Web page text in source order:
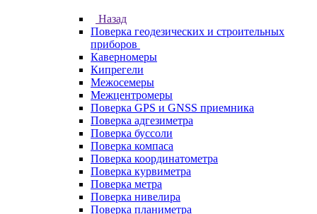
Назад
Поверка геодезических и строительных
приборов
Каверномеры
Кипрегели
Межосемеры
Межцентромеры
Поверка GPS и GNSS приемника
Поверка адгезиметра
Поверка буссоли
Поверка компаса
Поверка координатометра
Поверка курвиметра
Поверка метра
Поверка нивелира
Поверка планиметра